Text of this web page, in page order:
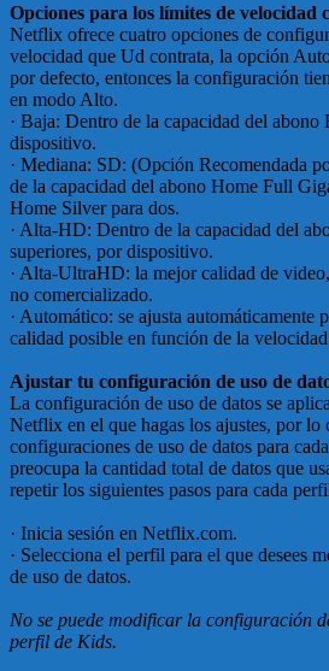
Opciones para los límites de velocidad
Netflix ofrece cuatro opciones de
velocidad que Ud contrata, la opción
por defecto, entonces la configuración
en modo Alto.
· Baja: Dentro de la capacidad del
dispositivo.
· Mediana: SD: (Opción Recomendada
de la capacidad del abono Home Full
Home Silver para dos.
· Alta-HD: Dentro de la capacidad del
superiores, por dispositivo.
· Alta-UltraHD: la mejor calidad de
no comercializado.
· Automático: se ajusta automáticamente
calidad posible en función de la
Ajustar tu configuración de uso de
La configuración de uso de datos se
Netflix en el que hagas los ajustes, por lo
configuraciones de uso de datos para
preocupa la cantidad total de datos que
repetir los siguientes pasos para cada
· Inicia sesión en Netflix.com.
· Selecciona el perfil para el que desees
de uso de datos.
No se puede modificar la configuración
perfil de Kids.